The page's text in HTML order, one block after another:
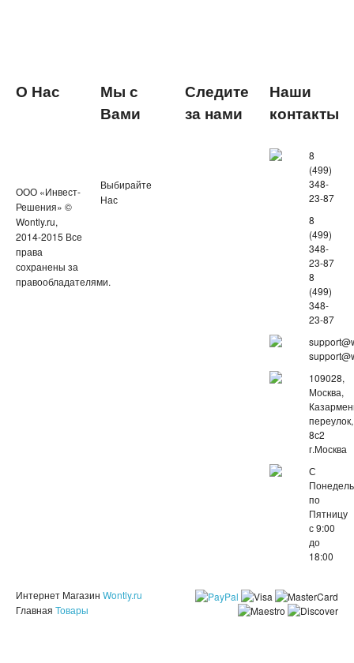
О Нас
ООО «Инвест-
Решения» ©
Wontly.ru,
2014-2015 Все
права
сохранены за
правообладателями.
Мы с
Вами
Выбирайте
Нас
Следите
за нами
Наши
контакты
8
(499)
348-
23-87
8
(499)
348-
23-87
8
(499)
348-
23-87
109028,
Москва,
переулок,
8с2
г.Москва
С
по
Пятницу
с 9:00
до
18:00
Интернет Магазин Wontly.ru
Главная Товары